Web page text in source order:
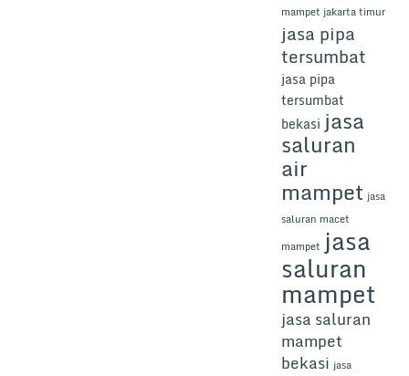
mampet jakarta timur
jasa pipa
tersumbat
jasa pipa
tersumbat
bekasi jasa
saluran
air
mampet jasa
saluran macet
mampet jasa
saluran
mampet
jasa saluran
mampet
bekasi jasa